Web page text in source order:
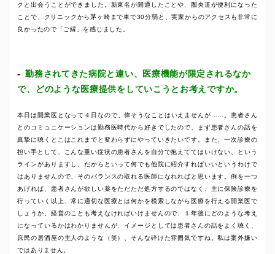
クと出会うことができました。新東名が開通したことや、圏央道が便利になった
ことで、クリニックから茅ヶ崎まで車で30分弱と、実家からのアクセスも非常に
良かったので「ご縁」を感じました。
勤務されてきた病院と違い、医療機能が限定されるなか
で、どのような医療提供をしていこうとお考えですか。
本日は開業医となって４日なので、偉そうなことはいえませんが……。患者さん
とのコミュニケーションは勤務医時代から好きでしたので、まず患者さんの話を
真摯に聴くとこはこれまでと変わらずにやっていきたいです。また、一次診療の
担い手として、こんな重い症状の患者さんを自分で抱えててはいけない、という
ラインがありますし、だからといって何でも他院に紹介すればいいというわけで
はありませんので、そのバランスの取れる医師になれればと思います。例を一つ
あげれば、患者さんが欲しい薬をただただ処方するのではなく、主に保険診療を
行っていく以上、常に適切な医療とは何かを模索しながら医療を行える開業医で
しょうか。経営のことも考えなければいけませんので、１年後にどのような考え
になっているかはわかりませんが、イメージとしては患者さんの話をよく聴く、
庶民の居酒屋の主人のような（笑）、そんな砕けた雰囲気ですね。私は案外嫌い
ではありません。